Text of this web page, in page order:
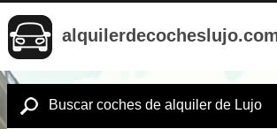
Buscar coches de alquiler de Lujo